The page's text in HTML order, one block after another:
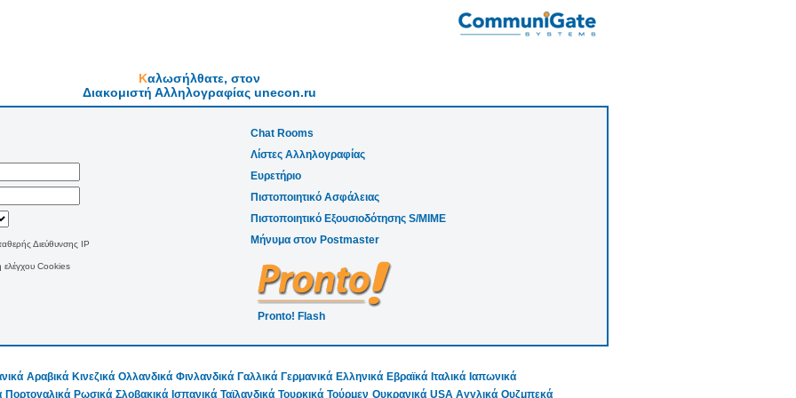
Καλωσήλθατε, στον
Διακομιστή Αλληλογραφίας unecon.ru
Διεύθυνσης IP
Cookies
Chat Rooms
Λίστες Αλληλογραφίας
Ευρετήριο
Πιστοποιητικό Ασφάλειας
Πιστοποιητικό Εξουσιοδότησης S/MIME
Μήνυμα στον Postmaster
Pronto! Flash
Αραβικά Κινεζικά Ολλανδικά Φινλανδικά Γαλλικά Γερμανικά Ελληνικά Εβραϊκά Ιταλικά Ιαπωνικά
Πορτογαλικά Ρωσικά Σλοβακικά Ισπανικά Ταϊλανδικά Τουρκικά Τούρμεν Ουκρανικά USA Αγγλικά Ουζμπεκά